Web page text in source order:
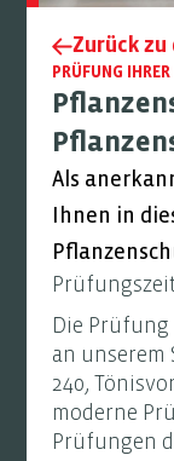
Zurück zu
PRÜFUNG
Als
Ihnen in
Die
an unserem
240,
moderne
Prüfungen